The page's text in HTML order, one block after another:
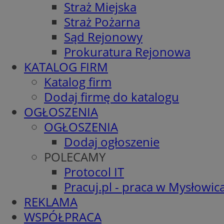
Straż Miejska
Straż Pożarna
Sąd Rejonowy
Prokuratura Rejonowa
KATALOG FIRM
Katalog firm
Dodaj firmę do katalogu
OGŁOSZENIA
OGŁOSZENIA
Dodaj ogłoszenie
POLECAMY
Protocol IT
Pracuj.pl - praca w
REKLAMA
WSPÓŁPRACA